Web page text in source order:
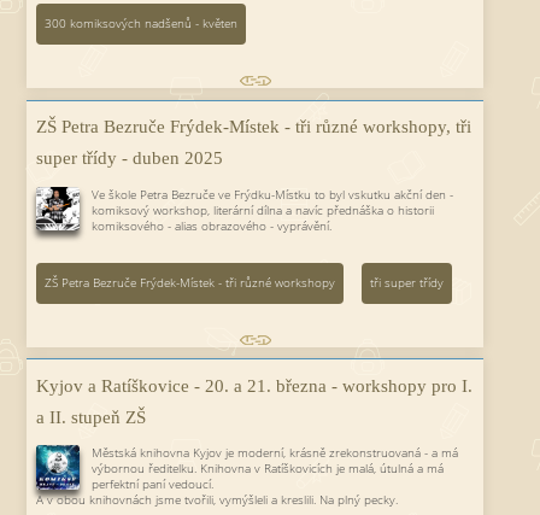
300 komiksových nadšenů - květen
ZŠ Petra Bezruče Frýdek-Místek - tři různé workshopy, tři
super třídy - duben 2025
Ve škole Petra Bezruče ve Frýdku-Místku to byl vskutku akční den -
komiksový workshop, literární dílna a navíc přednáška o historii
komiksového - alias obrazového - vyprávění.
ZŠ Petra Bezruče Frýdek-Místek - tři různé workshopy tři super třídy
Kyjov a Ratíškovice - 20. a 21. března - workshopy pro I.
a II. stupeň ZŠ
Městská knihovna Kyjov je moderní, krásně zrekonstruovaná - a má
výbornou ředitelku. Knihovna v Ratíškovicích je malá, útulná a má
perfektní paní vedoucí.
A v obou knihovnách jsme tvořili, vymýšleli a kreslili. Na plný pecky.